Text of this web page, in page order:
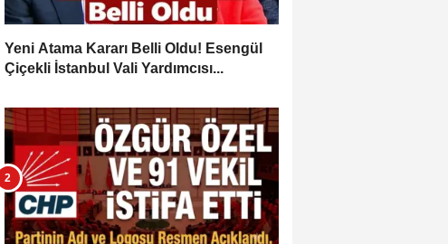
Yeni Atama Kararı Belli Oldu! Esengül
Çiçekli İstanbul Vali Yardımcısı...